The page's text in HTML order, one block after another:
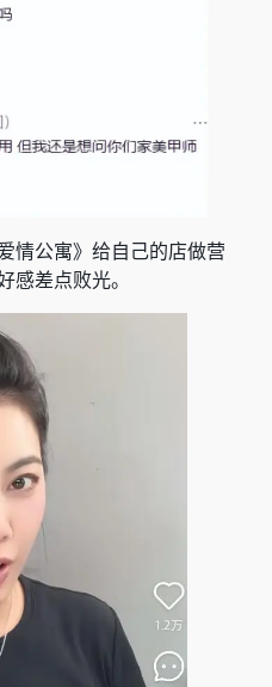
情公寓》给自己的店做营
感差点败光。